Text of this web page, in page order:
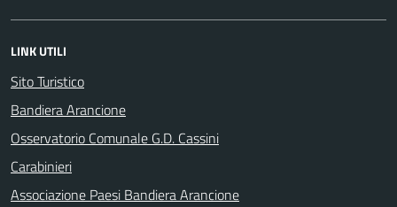
LINK UTILI
Sito Turistico
Bandiera Arancione
Osservatorio Comunale G.D. Cassini
Carabinieri
Associazione Paesi Bandiera Arancione